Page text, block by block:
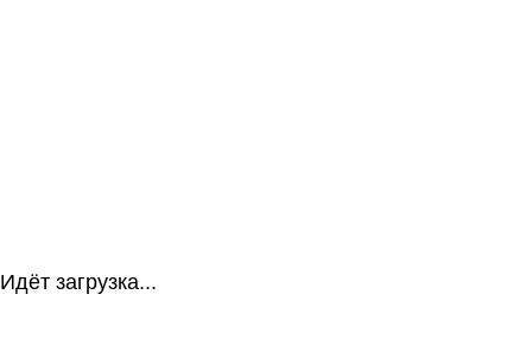
Идёт загрузка...